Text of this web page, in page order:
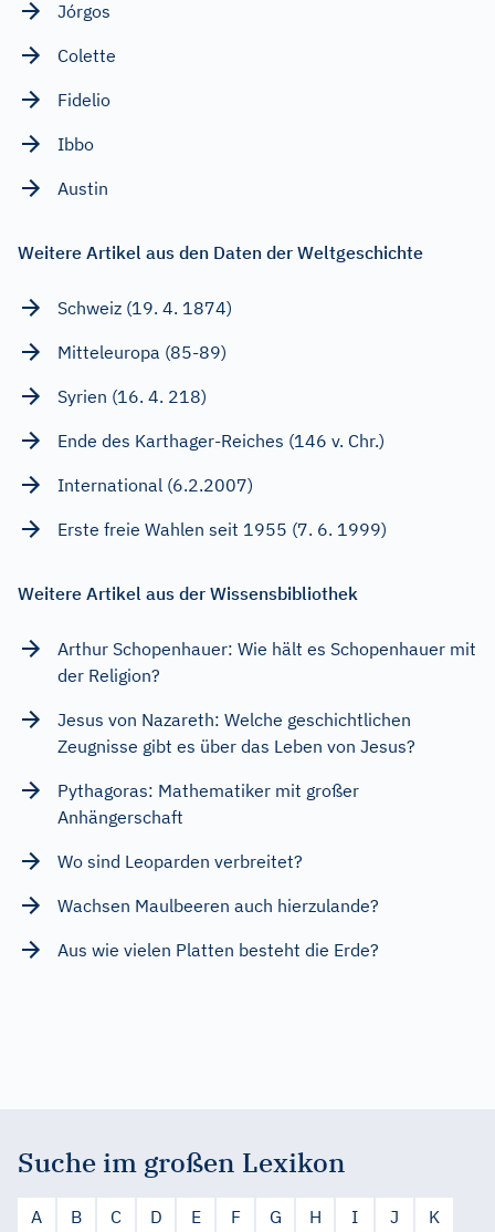
Jórgos
Colette
Fidelio
Ibbo
Austin
Weitere Artikel aus den Daten der Weltgeschichte
Schweiz (19. 4. 1874)
Mitteleuropa (85-89)
Syrien (16. 4. 218)
Ende des Karthager-Reiches (146 v. Chr.)
International (6.2.2007)
Erste freie Wahlen seit 1955 (7. 6. 1999)
Weitere Artikel aus der Wissensbibliothek
Arthur Schopenhauer: Wie hält es Schopenhauer mit
der Religion?
Jesus von Nazareth: Welche geschichtlichen
Zeugnisse gibt es über das Leben von Jesus?
Pythagoras: Mathematiker mit großer
Anhängerschaft
Wo sind Leoparden verbreitet?
Wachsen Maulbeeren auch hierzulande?
Aus wie vielen Platten besteht die Erde?
Suche im großen Lexikon
A B C D E F G H I J
K